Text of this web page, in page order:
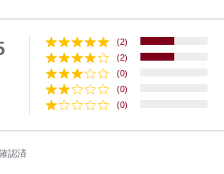
(2)
(2)
(0)
(0)
(0)
認済